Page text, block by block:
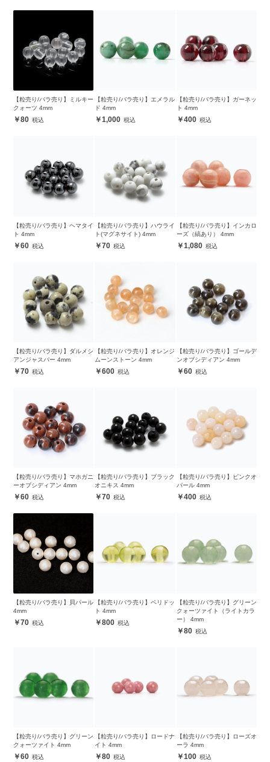
【粒売り/バラ売り】ミルキー
クォーツ 4mm
80
【粒売り/バラ売り】エメラル
ド 4mm
1,000
【粒売り/バラ売り】ガーネッ
ト 4mm
400
【粒売り/バラ売り】ヘマタイ
ト 4mm
60
【粒売り/バラ売り】ハウライ
ト(マグネサイト) 4mm
70
【粒売り/バラ売り】インカロ
ーズ（縞あり） 4mm
1,080
【粒売り/バラ売り】ダルメシ
アンジャスパー 4mm
70
【粒売り/バラ売り】オレンジ
ムーンストーン 4mm
600
【粒売り/バラ売り】ゴールデ
ンオブシディアン 4mm
60
【粒売り/バラ売り】マホガニ
ーオブシディアン 4mm
60
【粒売り/バラ売り】ブラック
オニキス 4mm
70
【粒売り/バラ売り】ピンクオ
パール 4mm
400
【粒売り/バラ売り】貝パール
4mm
70
【粒売り/バラ売り】ペリドッ
ト 4mm
800
【粒売り/バラ売り】グリーン
クォーツァイト（ライトカラ
ー） 4mm
80
【粒売り/バラ売り】グリーン
クォーツァイト 4mm
60
【粒売り/バラ売り】ロードナ
イト 4mm
80
【粒売り/バラ売り】ローズオ
ーラ 4mm
100